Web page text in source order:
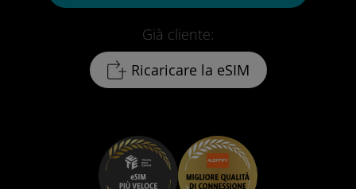
Già cliente:
Ricaricare la eSIM